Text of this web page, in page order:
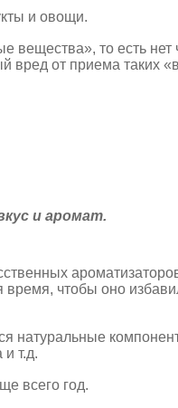
и овощи.
вещества», то есть нет
от приема таких
и аромат.
чтобы оно
натуральные
т.д.
всего год.